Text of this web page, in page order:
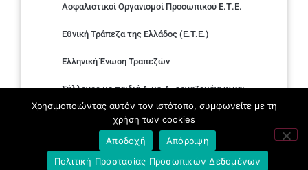
Ασφαλιστικοί Οργανισμοί Προσωπικού Ε.Τ.Ε.
Εθνική Τράπεζα της Ελλάδος (E.T.E.)
Ελληνική Ένωση Τραπεζών
Σύλλογος με παιδιά Α.με.Α. εργαζομένων και
συνταξιούχων Ε.Τ.Ε.
Υπουργείο Εργασίας και Κοινωνικών
Υποθέσεων
Χρησιμοποιώντας αυτόν τον ιστότοπο, συμφωνείτε με τη
χρήση των cookies
Αποδοχή
Απόρριψη
Πολιτική Προστασίας Προσωπικών Δεδομένων